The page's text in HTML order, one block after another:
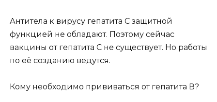
Антитела к вирусу гепатита С защитной
функцией не обладают. Поэтому сейчас
вакцины от гепатита С не существует. Но работы
по её созданию ведутся.
Кому необходимо прививаться от гепатита В?